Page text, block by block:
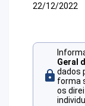
22/12/2022
Geral
dados
forma
os